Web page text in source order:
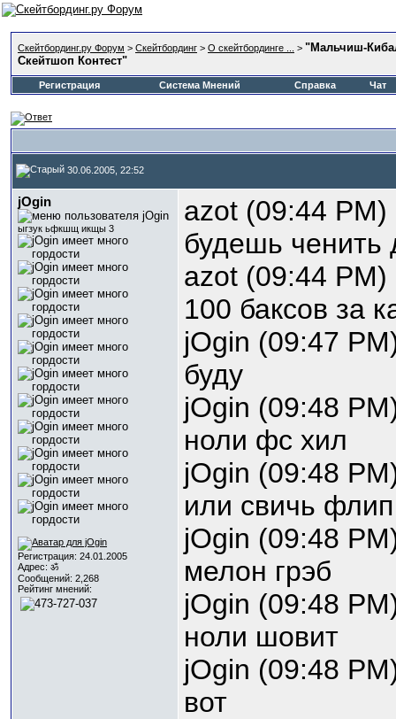
Скейтбординг.ру Форум > Скейтбординг > О скейтбординге ... > "Мальчиш-
Скейтшоп Контест"
Регистрация Система Мнений Справка Чат
30.06.2005, 22:52
jOgin
ыгзук ьфкшщ икщы 3
Регистрация: 24.01.2005
Адрес: ॐ
Сообщений: 2,268
Рейтинг мнений:
azot (09:44 PM)
будешь ченить
azot (09:44 PM)
100 баксов за
jOgin (09:47
буду
jOgin (09:48
ноли фс хил
jOgin (09:48
или свичь флип
jOgin (09:48
мелон грэб
jOgin (09:48
ноли шовит
jOgin (09:48
вот